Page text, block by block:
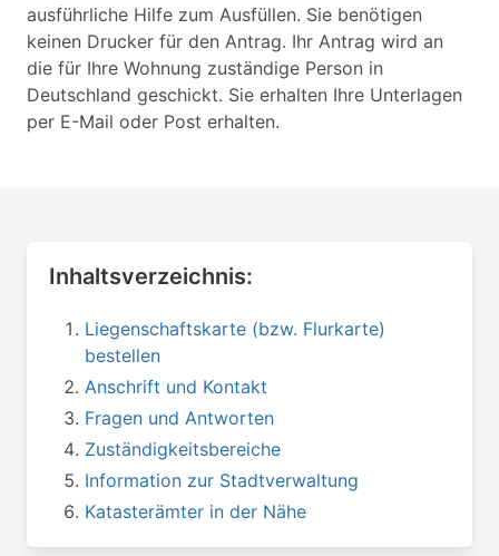
ausführliche Hilfe zum Ausfüllen. Sie benötigen
keinen Drucker für den Antrag. Ihr Antrag wird an
die für Ihre Wohnung zuständige Person in
Deutschland geschickt. Sie erhalten Ihre Unterlagen
per E-Mail oder Post erhalten.
Inhaltsverzeichnis:
Liegenschaftskarte (bzw. Flurkarte)
bestellen
Anschrift und Kontakt
Fragen und Antworten
Zuständigkeitsbereiche
Information zur Stadtverwaltung
Katasterämter in der Nähe